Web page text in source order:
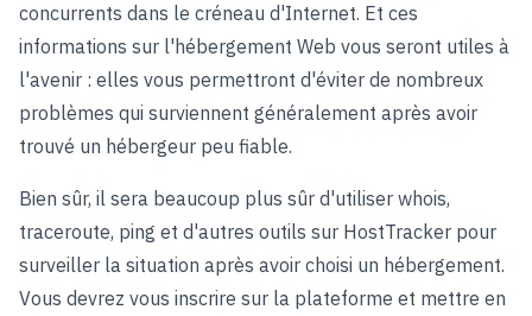
concurrents dans le créneau d'Internet. Et ces
informations sur l'hébergement Web vous seront utiles à
l'avenir : elles vous permettront d'éviter de nombreux
problèmes qui surviennent généralement après avoir
trouvé un hébergeur peu fiable.
Bien sûr, il sera beaucoup plus sûr d'utiliser whois,
traceroute, ping et d'autres outils sur HostTracker pour
surveiller la situation après avoir choisi un hébergement.
Vous devrez vous inscrire sur la plateforme et mettre en